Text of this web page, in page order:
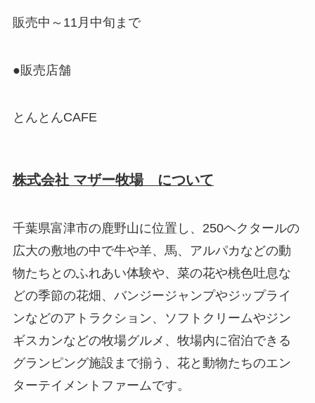
販売中～11月中旬まで
●販売店舗
とんとんCAFE
株式会社 マザー牧場 について
千葉県富津市の鹿野山に位置し、250ヘクタールの
広大の敷地の中で牛や羊、馬、アルパカなどの動
物たちとのふれあい体験や、菜の花や桃色吐息な
どの季節の花畑、バンジージャンプやジップライ
ンなどのアトラクション、ソフトクリームやジン
ギスカンなどの牧場グルメ、牧場内に宿泊できる
グランピング施設まで揃う、花と動物たちのエン
ターテイメントファームです。